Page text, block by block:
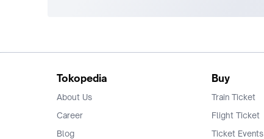
Tokopedia
About Us
Career
Blog
Buy
Train Ticket
Flight Ticket
Ticket Events